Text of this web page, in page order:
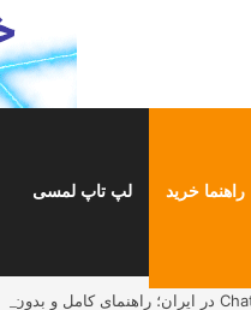
راهنما خرید لپ تاپ لمسی